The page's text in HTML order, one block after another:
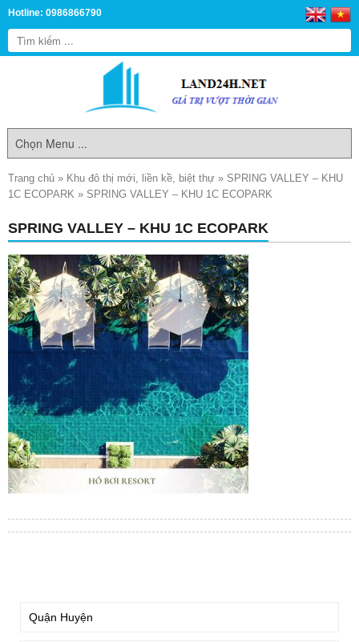
Hotline: 0986866790
Trang chủ » Khu đô thị mới, liền kề, biệt thự » SPRING VALLEY – KHU
1C ECOPARK » SPRING VALLEY – KHU 1C ECOPARK
SPRING VALLEY – KHU 1C ECOPARK